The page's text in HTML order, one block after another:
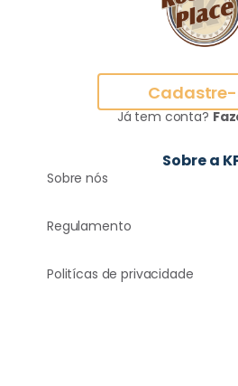
Já tem conta?
Sobre a
Sobre nós
Regulamento
Politícas de privacidade